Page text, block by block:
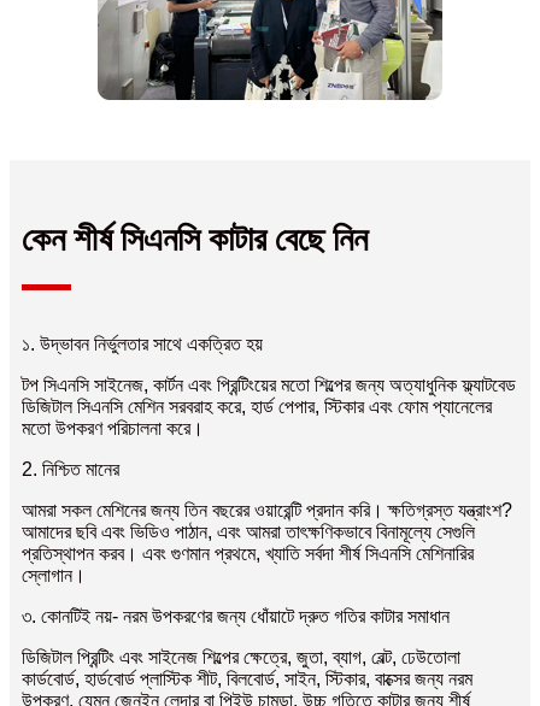
কেন শীর্ষ সিএনসি কাটার বেছে নিন
১. উদ্ভাবন নির্ভুলতার সাথে একত্রিত হয়
টপ সিএনসি সাইনেজ, কার্টন এবং প্রিন্টিংয়ের মতো শিল্পের জন্য অত্যাধুনিক ফ্ল্যাটবেড
ডিজিটাল সিএনসি মেশিন সরবরাহ করে, হার্ড পেপার, স্টিকার এবং ফোম প্যানেলের
মতো উপকরণ পরিচালনা করে।
2. নিশ্চিত মানের
আমরা সকল মেশিনের জন্য তিন বছরের ওয়ারেন্টি প্রদান করি। ক্ষতিগ্রস্ত যন্ত্রাংশ?
আমাদের ছবি এবং ভিডিও পাঠান, এবং আমরা তাৎক্ষণিকভাবে বিনামূল্যে সেগুলি
প্রতিস্থাপন করব। এবং গুণমান প্রথমে, খ্যাতি সর্বদা শীর্ষ সিএনসি মেশিনারির
স্লোগান।
৩. কোনটিই নয়- নরম উপকরণের জন্য ধোঁয়াটে দ্রুত গতির কাটার সমাধান
ডিজিটাল প্রিন্টিং এবং সাইনেজ শিল্পের ক্ষেত্রে, জুতা, ব্যাগ, বেল্ট, ঢেউতোলা
কার্ডবোর্ড, হার্ডবোর্ড প্লাস্টিক শীট, বিলবোর্ড, সাইন, স্টিকার, বাক্সের জন্য নরম
উপকরণ, যেমন জেনুইন লেদার বা পিইউ চামড়া, উচ্চ গতিতে কাটার জন্য শীর্ষ